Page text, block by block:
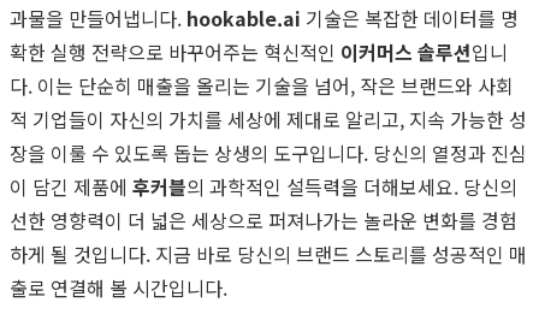
과물을 만들어냅니다. hookable.ai 기술은 복잡한 데이터를 명
확한 실행 전략으로 바꾸어주는 혁신적인 이커머스 솔루션입니
다. 이는 단순히 매출을 올리는 기술을 넘어, 작은 브랜드와 사회
적 기업들이 자신의 가치를 세상에 제대로 알리고, 지속 가능한 성
장을 이룰 수 있도록 돕는 상생의 도구입니다. 당신의 열정과 진심
이 담긴 제품에 후커블의 과학적인 설득력을 더해보세요. 당신의
선한 영향력이 더 넓은 세상으로 퍼져나가는 놀라운 변화를 경험
하게 될 것입니다. 지금 바로 당신의 브랜드 스토리를 성공적인 매
출로 연결해 볼 시간입니다.